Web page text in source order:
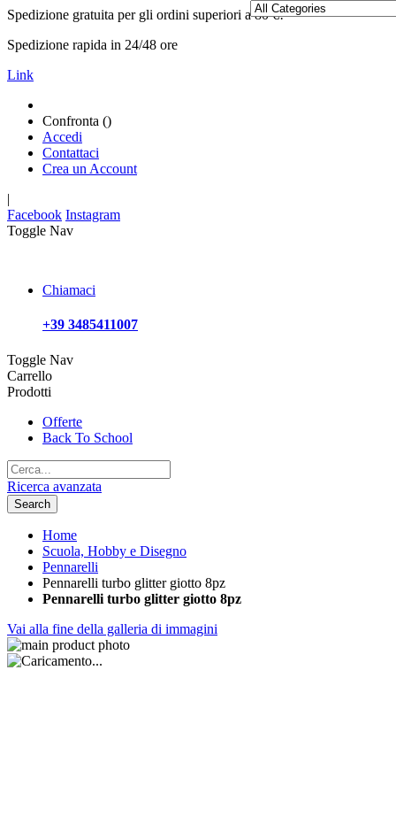
Spedizione gratuita per gli ordini superiori a 80 €!
Spedizione rapida in 24/48 ore
Link
Confronta ()
Accedi
Contattaci
Crea un Account
|
Facebook Instagram
Toggle Nav
Chiamaci
+39 3485411007
Toggle Nav
Carrello
Prodotti
Offerte
Back To School
Ricerca avanzata
Search
Home
Scuola, Hobby e Disegno
Pennarelli
Pennarelli turbo glitter giotto 8pz
Pennarelli turbo glitter giotto 8pz
Vai alla fine della galleria di immagini